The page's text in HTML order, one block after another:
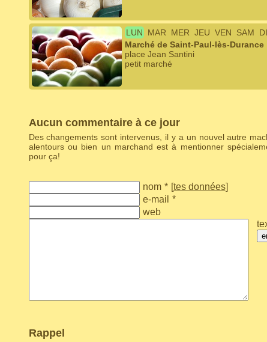
LUN MAR MER JEU VEN SAM
Marché de Saint-Paul-lès-Durance
place Jean Santini
petit marché
Aucun commentaire à ce jour
Des changements sont intervenus, il y a un nouvel autre
alentours ou bien un marchand est à mentionner
pour ça!
nom * [tes données]
e-mail *
web
Rappel